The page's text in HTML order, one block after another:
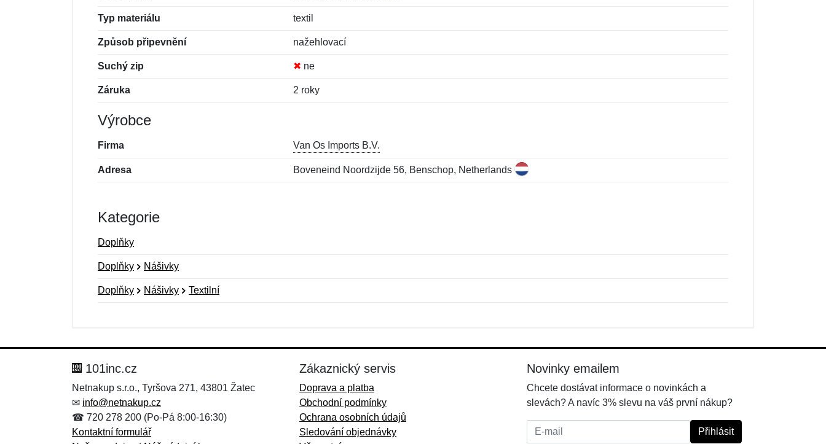
Typ materiálu textil
Způsob připevnění nažehlovací
Suchý zip ✖ ne
Záruka 2 roky
Výrobce
Firma Van Os Imports B.V.
Adresa Boveneind Noordzijde 56, Benschop, Netherlands
Kategorie
Doplňky
Doplňky Nášivky
Doplňky Nášivky Textilní
Zpráva*
Zpráva*
101inc.cz
Netnakup s.r.o., Tyršova 271, 43801 Žatec
✉ info@netnakup.cz
☎ 720 278 200 (Po-Pá 8:00-16:30)
Kontaktní formulář
Zákaznický servis
Doprava a platba
Obchodní podmínky
Ochrana osobních údajů
Sledování objednávky
Novinky emailem
Chcete dostávat informace o novinkách a
slevách? A navíc 3% slevu na váš první nákup?
E-mail: Přihlásit